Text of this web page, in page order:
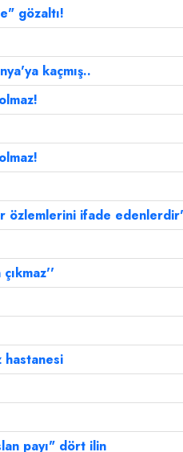
gözaltı!
kaçmış..
özlemlerini ifade
hastanesi
payı" dört ilin